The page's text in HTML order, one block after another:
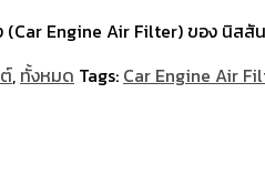
(Car Engine Air Filter) ของ นิส
, ทั้งหมด Tags: Car Engine Air